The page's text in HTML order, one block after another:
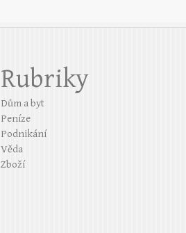
Rubriky
Dům a byt
Peníze
Podnikání
Věda
Zboží